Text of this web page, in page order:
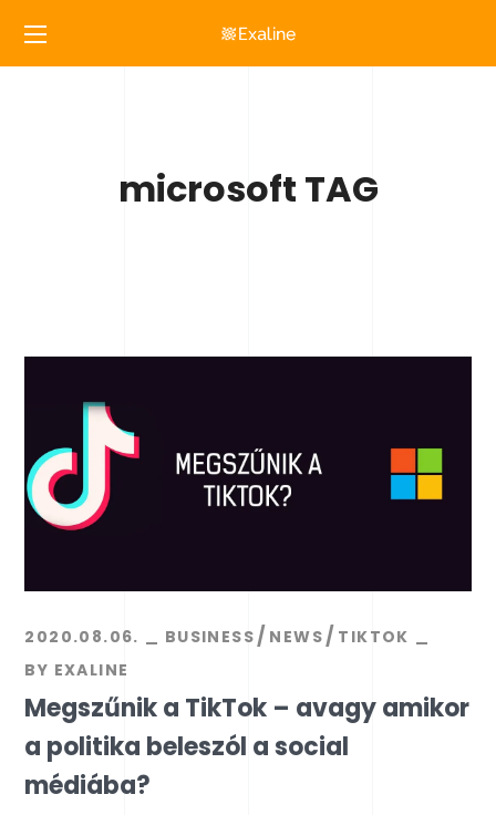
microsoft TAG
2020.08.06. BUSINESS NEWS
TIKTOK
BY EXALINE
Megszűnik a TikTok – avagy amikor
a politika beleszól a social
médiába?